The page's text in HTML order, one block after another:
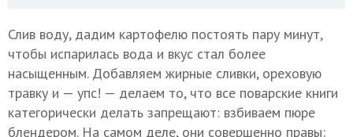
Слив воду, дадим картофелю постоять пару минут,
чтобы испарилась вода и вкус стал более
насыщенным. Добавляем жирные сливки, ореховую
травку и — упс! — делаем то, что все поварские книги
категорически делать запрещают: взбиваем пюре
блендером. На самом деле, они совершенно правы: